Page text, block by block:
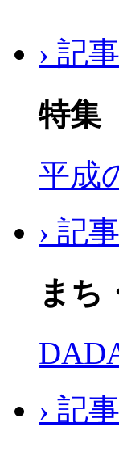
› 記
特集
平成
› 記
まち
› 記